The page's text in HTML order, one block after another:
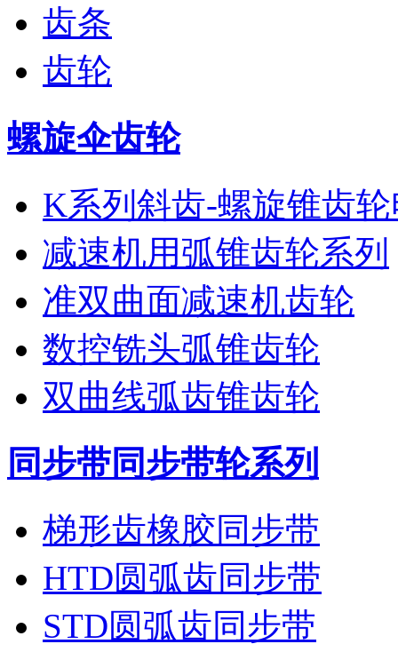
齿条
齿轮
螺旋伞齿轮
K系列斜齿-螺旋锥齿
减速机用弧锥齿轮系列
准双曲面减速机齿轮
数控铣头弧锥齿轮
双曲线弧齿锥齿轮
同步带同步带轮系列
梯形齿橡胶同步带
HTD圆弧齿同步带
STD圆弧齿同步带